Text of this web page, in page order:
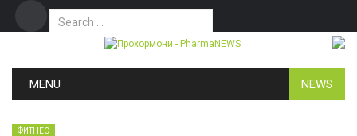
Search for:
MENU NEWS
ФИТНЕС